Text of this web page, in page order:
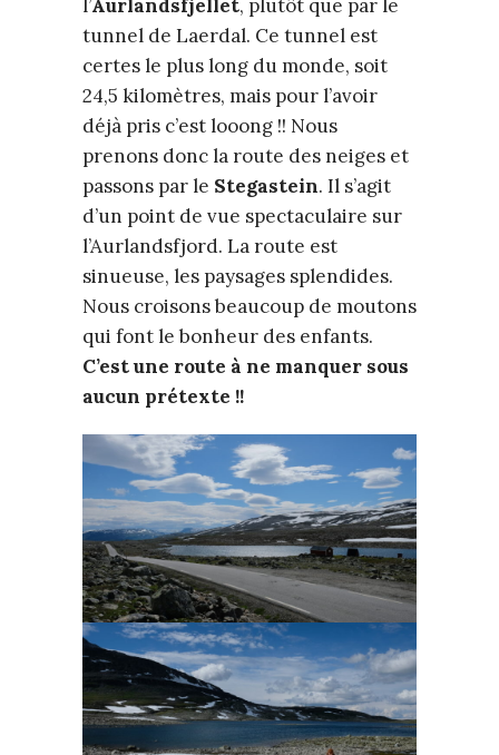
l’Aurlandsfjellet, plutôt que par le
tunnel de Laerdal. Ce tunnel est
certes le plus long du monde, soit
24,5 kilomètres, mais pour l’avoir
déjà pris c’est looong !! Nous
prenons donc la route des neiges et
passons par le Stegastein. Il s’agit
d’un point de vue spectaculaire sur
l’Aurlandsfjord. La route est
sinueuse, les paysages splendides.
Nous croisons beaucoup de moutons
qui font le bonheur des enfants.
C’est une route à ne manquer sous
aucun prétexte !!